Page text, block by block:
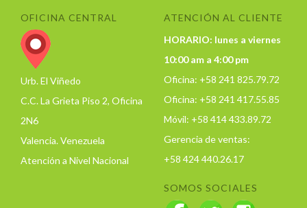
OFICINA CENTRAL
Urb. El Viñedo
C.C. La Grieta Piso 2, Oficina
2N6
Valencia. Venezuela
Atención a Nivel Nacional
ATENCIÓN AL CLIENTE
HORARIO: lunes a viernes
10:00 am a 4:00 pm
Oficina: +58 241 825.79.72
Oficina: +58 241 417.55.85
Móvil: +58 414 433.89.72
Gerencia de ventas:
+58 424 440.26.17
SOMOS SOCIALES